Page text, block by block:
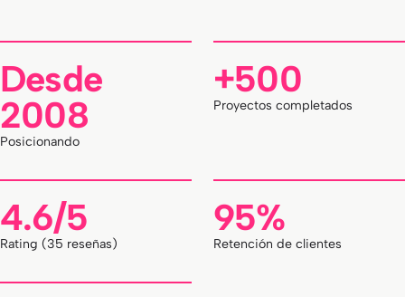
Desde
2008
Posicionando
+500
Proyectos completados
4.6/5
Rating (35 reseñas)
95%
Retención de clientes